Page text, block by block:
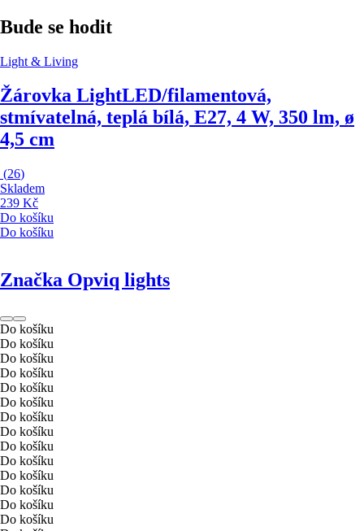
Bude se hodit
Light & Living
Žárovka LightLED/filamentová,
stmívatelná, teplá bílá, E27, 4 W, 350 lm, ø
4,5 cm
(26)
Skladem
239 Kč
Do košíku
Do košíku
Značka Opviq lights
Do košíku
Do košíku
Do košíku
Do košíku
Do košíku
Do košíku
Do košíku
Do košíku
Do košíku
Do košíku
Do košíku
Do košíku
Do košíku
Do košíku